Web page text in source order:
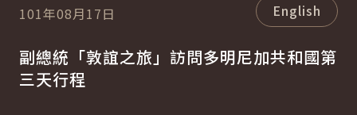
101年08月17日 English
副總統「敦誼之旅」訪問多明尼加共和國第
三天行程